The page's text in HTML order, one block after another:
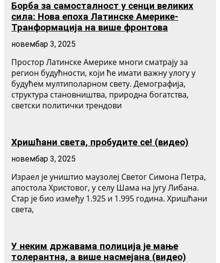
Борба за самосталност у сенци великих
сила: Нова епоха Латинске Америке-
Транформација на више фронтова
новембар 3, 2025
Простор Латинске Америке многи сматрају за
регион будућности, који ће имати важну улогу у
будућем мултиполарном свету. Демографија,
структура становништва, природна богатства,
светски политички трендови
Хришћани света, пробудите се! (видео)
новембар 3, 2025
Израел је уништио маузолеј Светог Симона Петра,
апостола Христовог, у селу Шама на југу Либана.
Стар је био између 1.925 и 1.995 година. Хришћани
света,
У неким државама полиција је мање
толерантна, а више насмејана (видео)